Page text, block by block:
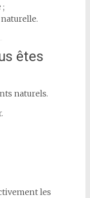
;
êtes
naturels.
les